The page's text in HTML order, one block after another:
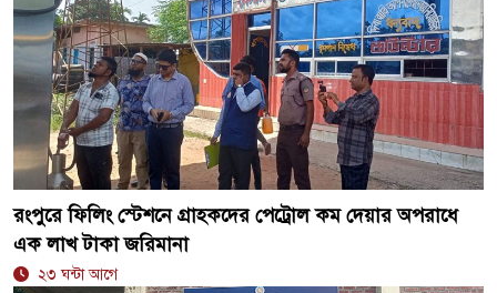
রংপুরে ফিলিং স্টেশনে গ্রাহকদের পেট্রোল কম দেয়ার অপরাধে
এক লাখ টাকা জরিমানা
২৩ ঘন্টা আগে